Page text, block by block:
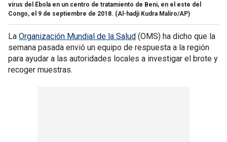
virus del Ébola en un centro de tratamiento de Beni, en el este del
Congo, el 9 de septiembre de 2018. (Al-hadji Kudra Maliro/AP)
La Organización Mundial de la Salud (OMS) ha dicho que la
semana pasada envió un equipo de respuesta a la región
para ayudar a las autoridades locales a investigar el brote y
recoger muestras.